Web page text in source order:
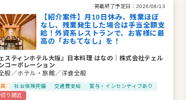
掲載終了予定日： 2026/08/13
【紹介案件】月10日休み、残業ほぼ
なし、残業発生した場合は手当全額支
給！外資系レストランで、お客様に最
高の「おもてなし」を！
ェスティンホテル大阪』日本料理 はなの
株式会社テェル
コーポレーション
般／ホテル・旅館／洋食全般
社会保険完備 交通費支給
賞与・インセンティブあり
り間近